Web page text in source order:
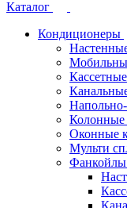
Каталог
Кондиционеры
Колонные
Оконные
Мульти
Фанкойлы